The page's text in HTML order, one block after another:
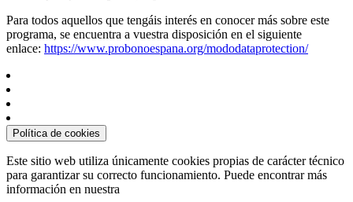
Para todos aquellos que tengáis interés en conocer más sobre este
programa, se encuentra a vuestra disposición en el siguiente
enlace: https://www.probonoespana.org/mododataprotection/
Política de cookies
Este sitio web utiliza únicamente cookies propias de carácter técnico
para garantizar su correcto funcionamiento. Puede encontrar más
información en nuestra